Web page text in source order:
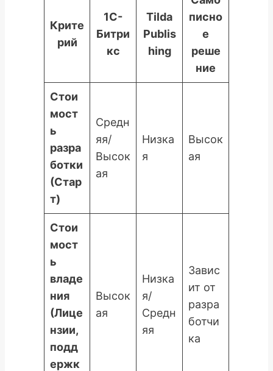
Крите
рий
1С-
Битри
кс
Tilda
Publis
hing
писно
е
реше
ние
Стои
мост
ь
разра
ботки
(Стар
т)
Средн
яя/
Высок
ая
Низка
я
Высок
ая
Стои
мост
ь
владе
ния
(Лице
нзии,
подд
ержк
Высок
ая
Низка
я/
Средн
яя
Завис
ит от
разра
ботчи
ка